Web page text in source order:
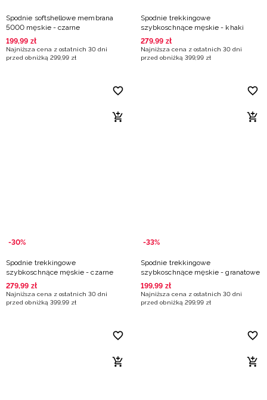
Spodnie softshellowe membrana
5000 męskie - czarne
199,99 zł
Najniższa cena z ostatnich 30 dni
przed obniżką 299,99 zł
Spodnie trekkingowe
szybkoschnące męskie - khaki
279,99 zł
Najniższa cena z ostatnich 30 dni
przed obniżką 399,99 zł
-30%
Spodnie trekkingowe
szybkoschnące męskie - czarne
279,99 zł
Najniższa cena z ostatnich 30 dni
przed obniżką 399,99 zł
-33%
Spodnie trekkingowe
szybkoschnące męskie - granatowe
199,99 zł
Najniższa cena z ostatnich 30 dni
przed obniżką 299,99 zł